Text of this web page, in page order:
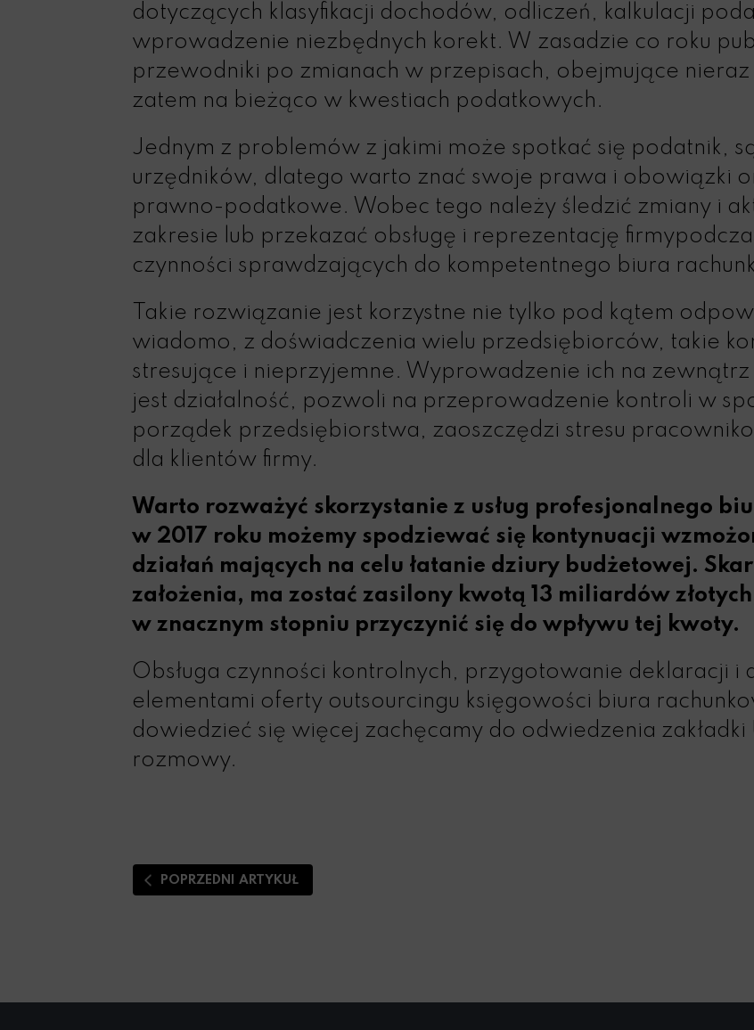
dotyczących klasyfikacji dochodów, odliczeń, kalkulacji
wprowadzenie niezbędnych korekt. W zasadzie co roku
przewodniki po zmianach w przepisach, obejmujące
zatem na bieżąco w kwestiach podatkowych.
Jednym z problemów z jakimi może spotkać się podatnik,
urzędników, dlatego warto znać swoje prawa i obowiązki
prawno-podatkowe. Wobec tego należy śledzić zmiany i
zakresie lub przekazać obsługę i reprezentację
czynności sprawdzających do kompetentnego biura
Takie rozwiązanie jest korzystne nie tylko pod kątem
wiadomo, z doświadczenia wielu przedsiębiorców, takie
stresujące i nieprzyjemne. Wyprowadzenie ich na
jest działalność, pozwoli na przeprowadzenie kontroli w
porządek przedsiębiorstwa, zaoszczędzi stresu
dla klientów firmy.
Warto rozważyć skorzystanie z usług profesjonalnego
w 2017 roku możemy spodziewać się kontynuacji
działań mających na celu łatanie dziury budżetowej.
założenia, ma zostać zasilony kwotą 13 miliardów
w znacznym stopniu przyczynić się do wpływu tej kwoty.
Obsługa czynności kontrolnych, przygotowanie deklaracji
elementami oferty outsourcingu księgowości biura
dowiedzieć się więcej zachęcamy do odwiedzenia zakładki
rozmowy.
POPRZEDNI ARTYKUŁ